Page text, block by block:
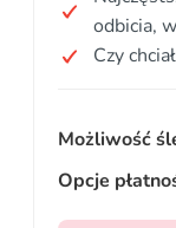
odbicia,
Czy
Możliwość
Opcje